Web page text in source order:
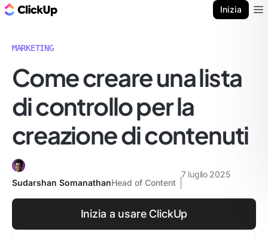
Inizia
MARKETING
Come creare una lista
di controllo per la
creazione di contenuti
Sudarshan SomanathanHead of Content
7 luglio 2025
Inizia a usare ClickUp